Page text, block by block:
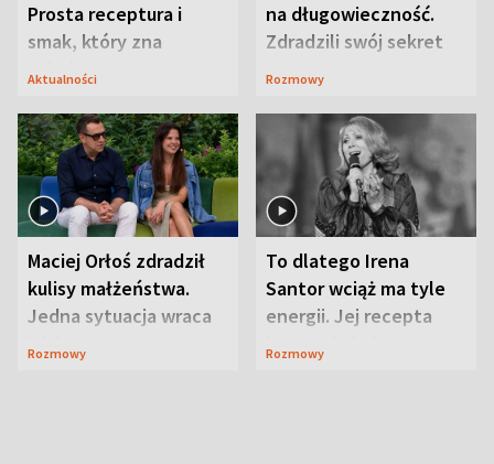
Prosta receptura i
smak, który zna
Lubelszczyzna
Aktualności
na długowieczność.
Zdradzili swój sekret
Rozmowy
Maciej Orłoś zdradził
kulisy małżeństwa.
Jedna sytuacja wraca
jak bumerang
Rozmowy
To dlatego Irena
Santor wciąż ma tyle
energii. Jej recepta
jest zaskakująco
Rozmowy